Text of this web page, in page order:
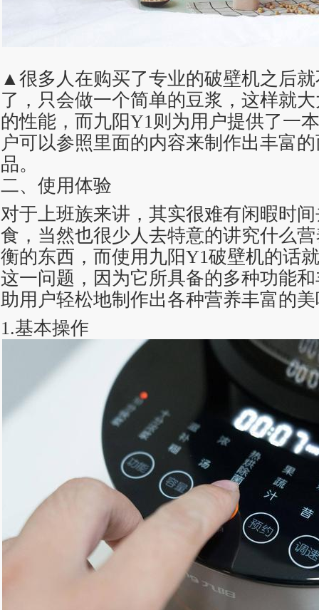
▲很多人在购买了专业的破壁机之后
了，只会做一个简单的豆浆，这样就
的性能，而九阳Y1则为用户提供了一
户可以参照里面的内容来制作出丰富
品。
二、使用体验
对于上班族来讲，其实很难有闲暇时
食，当然也很少人去特意的讲究什么
衡的东西，而使用九阳Y1破壁机的话
这一问题，因为它所具备的多种功能
助用户轻松地制作出各种营养丰富的
1.基本操作